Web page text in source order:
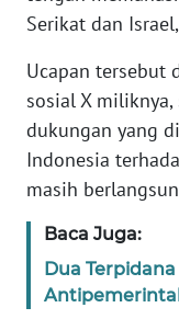
Serikat dan
Ucapan tersebut
sosial X
dukungan yang
Indonesia
masih
Baca Juga:
Dua
KAMI
INFO
IKLAN
TENTANG
KAMI
PEDOMAN
SIBER